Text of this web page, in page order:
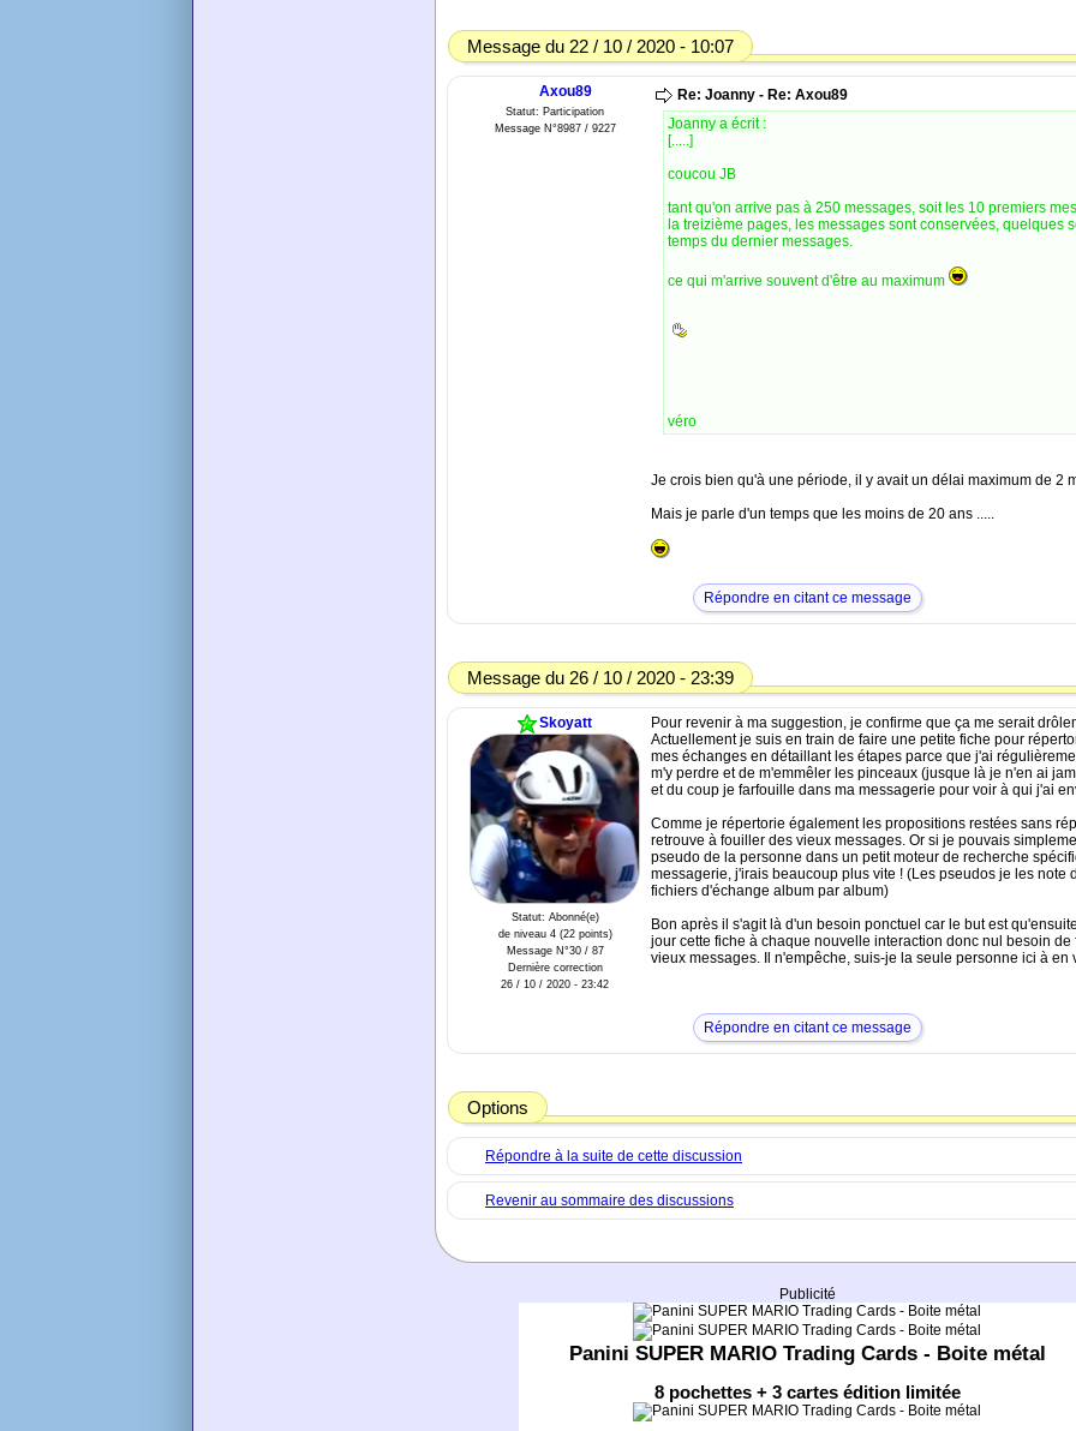
Message du 22 / 10 / 2020 - 10:07
Axou89
Statut: Participation
Message N°8987 / 9227
Re: Joanny - Re: Axou89
Joanny a écrit :
[.....]
coucou JB
tant qu'on arrive pas à 250 messages, soit les 10 premiers
la treizième pages, les messages sont conservées, quelques
temps du dernier messages.
ce qui m'arrive souvent d'être au maximum
véro
Je crois bien qu'à une période, il y avait un délai maximum de 2
Mais je parle d'un temps que les moins de 20 ans .....
Répondre en citant ce message
Message du 26 / 10 / 2020 - 23:39
Skoyatt
Statut: Abonné(e)
de niveau 4 (22 points)
Message N°30 / 87
Dernière correction
26 / 10 / 2020 - 23:42
Pour revenir à ma suggestion, je confirme que ça me serait
Actuellement je suis en train de faire une petite fiche pour
mes échanges en détaillant les étapes parce que j'ai
m'y perdre et de m'emmêler les pinceaux (jusque là je n'en ai
et du coup je farfouille dans ma messagerie pour voir à qui j'ai
Comme je répertorie également les propositions restées sans
retrouve à fouiller des vieux messages. Or si je pouvais
pseudo de la personne dans un petit moteur de recherche
messagerie, j'irais beaucoup plus vite ! (Les pseudos je les note
fichiers d'échange album par album)
Bon après il s'agit là d'un besoin ponctuel car le but est
jour cette fiche à chaque nouvelle interaction donc nul besoin de
vieux messages. Il n'empêche, suis-je la seule personne ici à en
Répondre en citant ce message
Options
Répondre à la suite de cette discussion
Revenir au sommaire des discussions
Publicité
Panini SUPER MARIO Trading Cards - Boite métal
8 pochettes + 3 cartes édition limitée